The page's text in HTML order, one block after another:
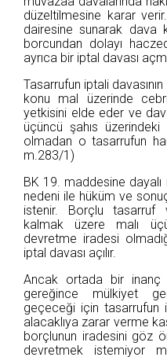
düzeltilmesine karar
dairesine sunarak dava
borcundan dolayı
ayrıca bir iptal davası
Tasarrufun iptali
konu mal üzerinde
yetkisini elde eder ve
üçüncü şahıs
olmadan o tasarrufun
m.283/1)
BK 19. maddesine
nedeni ile hüküm ve
istenir. Borçlu tasarruf
kalmak üzere malı
devretme iradesi
iptal davası açılır.
Ancak ortada bir inanç
gereğince mülkiyet
geçeceği için tasarrufun
alacaklıya zarar verme
borçlunun iradesini göz
devretmek istemiyor